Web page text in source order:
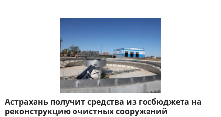
Астрахань получит средства из госбюджета на
реконструкцию очистных сооружений